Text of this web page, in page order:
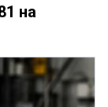
на